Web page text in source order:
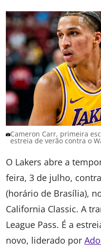
Cameron Carr, primeira
estreia de verão contra o
O Lakers abre a
feira, 3 de julho,
(horário de Brasília),
California Classic. A
League Pass. É a
novo, liderado por